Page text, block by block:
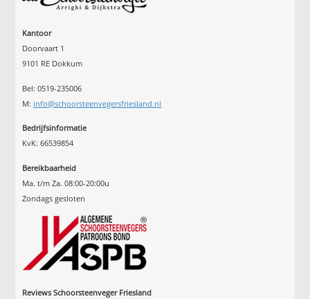
Kantoor
Doorvaart 1
9101 RE Dokkum
Bel: 0519-235006
M: info@schoorsteenvegersfriesland.nl
Bedrijfsinformatie
KvK: 66539854
Bereikbaarheid
Ma. t/m Za. 08:00-20:00u
Zondags gesloten
Reviews Schoorsteenveger Friesland